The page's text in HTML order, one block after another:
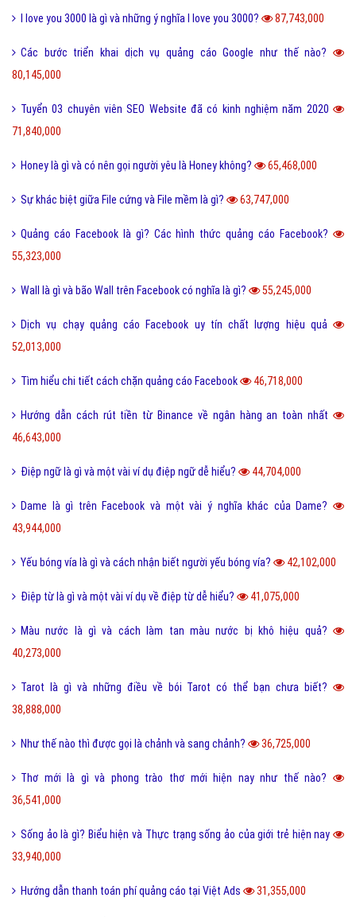
I love you 3000 là gì và những ý nghĩa I love you 3000? 87,743,000
Các bước triển khai dịch vụ quảng cáo Google như thế nào?
80,145,000
Tuyển 03 chuyên viên SEO Website đã có kinh nghiệm năm 2020
71,840,000
Honey là gì và có nên gọi người yêu là Honey không? 65,468,000
Sự khác biệt giữa File cứng và File mềm là gì? 63,747,000
Quảng cáo Facebook là gì? Các hình thức quảng cáo Facebook?
55,323,000
Wall là gì và bão Wall trên Facebook có nghĩa là gì? 55,245,000
Dịch vụ chạy quảng cáo Facebook uy tín chất lượng hiệu quả
52,013,000
Tìm hiểu chi tiết cách chặn quảng cáo Facebook 46,718,000
Hướng dẫn cách rút tiền từ Binance về ngân hàng an toàn nhất
46,643,000
Điệp ngữ là gì và một vài ví dụ điệp ngữ dễ hiểu? 44,704,000
Dame là gì trên Facebook và một vài ý nghĩa khác của Dame?
43,944,000
Yếu bóng vía là gì và cách nhận biết người yếu bóng vía? 42,102,000
Điệp từ là gì và một vài ví dụ về điệp từ dễ hiểu? 41,075,000
Màu nước là gì và cách làm tan màu nước bị khô hiệu quả?
40,273,000
Tarot là gì và những điều về bói Tarot có thể bạn chưa biết?
38,888,000
Như thế nào thì được gọi là chảnh và sang chảnh? 36,725,000
Thơ mới là gì và phong trào thơ mới hiện nay như thế nào?
36,541,000
Sống ảo là gì? Biểu hiện và Thực trạng sống ảo của giới trẻ hiện nay
33,940,000
Hướng dẫn thanh toán phí quảng cáo tại Việt Ads 31,355,000